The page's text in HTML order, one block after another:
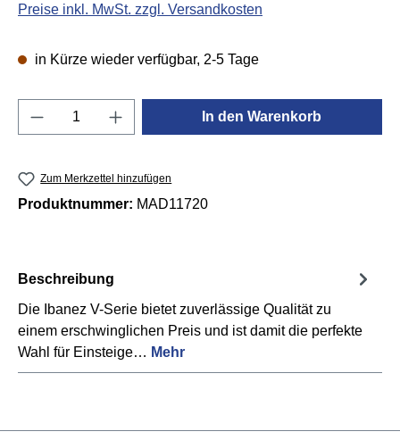
Preise inkl. MwSt. zzgl. Versandkosten
in Kürze wieder verfügbar, 2-5 Tage
Produkt Anzahl: Gib den gewünschten
In den Warenkorb
Zum Merkzettel hinzufügen
Produktnummer: MAD11720
Beschreibung
Die Ibanez V-Serie bietet zuverlässige Qualität zu
einem erschwinglichen Preis und ist damit die perfekte
Wahl für Einsteige… Mehr